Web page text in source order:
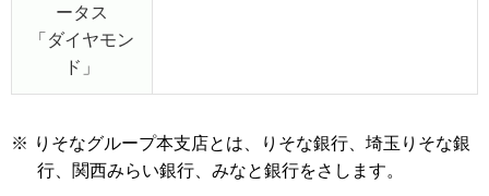
ータス
「ダイヤモン
ド」
※ りそなグループ本支店とは、りそな銀行、埼玉りそな銀
行、関西みらい銀行、みなと銀行をさします。